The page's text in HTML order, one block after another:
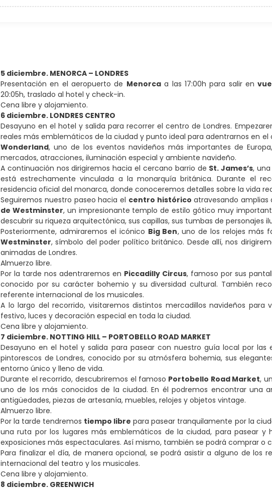
5 diciembre. MENORCA – LONDRES
Presentación en el aeropuerto de Menorcaa las 17:00h para salir en
20:05h, traslado al hotel y check-in.
Cena libre y alojamiento.
6 diciembre. LONDRES CENTRO
Desayuno en el hotel y salida para recorrer el centro de Londres.
reales más emblemáticos de la ciudad y punto ideal para adentrarnos en
Wonderland, uno de los eventos navideños más importantes de
mercados, atracciones, iluminación especial y ambiente navideño.
A continuación nos dirigiremos hacia el cercano barrio de St. James’s,
está estrechamente vinculada a la monarquía británica. Durante el
residencia oficial del monarca, donde conoceremos detalles sobre la vida
Seguiremos nuestro paseo hacia el centro histórico atravesando
de Westminster, un impresionante templo de estilo gótico muy
descubrir su riqueza arquitectónica, sus capillas, sus tumbas de personajes
Posteriormente, admiraremos el icónico Big Ben, uno de los relojes más
Westminster, símbolo del poder político británico. Desde allí, nos
animadas de Londres.
Almuerzo libre.
Por la tarde nos adentraremos en Piccadilly Circus, famoso por sus
conocido por su carácter bohemio y su diversidad cultural. También
referente internacional de los musicales.
A lo largo del recorrido, visitaremos distintos mercadillos navideños
festivo, luces y decoración especial en toda la ciudad.
Cena libre y alojamiento.
7 diciembre. NOTTING HILL – PORTOBELLO ROAD MARKET
Desayuno en el hotel y salida para pasear con nuestro guía local por las
pintorescos de Londres, conocido por su atmósfera bohemia, sus
entorno único y lleno de vida.
Durante el recorrido, descubriremos el famoso Portobello Road Market,
uno de los más conocidos de la ciudad. En él podremos encontrar una
antigüedades, piezas de artesanía, muebles, relojes y objetos vintage.
Almuerzo libre.
Por la tarde tendremos tiempo libre para pasear tranquilamente por la
una ruta por los lugares más emblemáticos de la ciudad, para pasear
exposiciones más espectaculares. Así mismo, también se podrá comprar o
Para finalizar el día, de manera opcional, se podrá asistir a alguno de los
internacional del teatro y los musicales.
Cena libre y alojamiento.
8 diciembre. GREENWICH